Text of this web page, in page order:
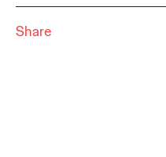
Shareintelligence